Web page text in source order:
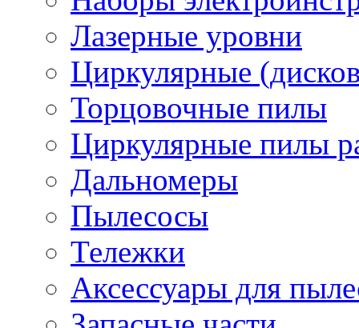
Лазерные уровни
Циркулярные
Торцовочные пилы
Циркулярные пилы
Дальномеры
Пылесосы
Тележки
Аксессуары для